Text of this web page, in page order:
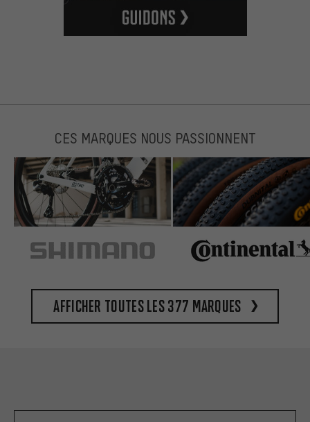
CES MARQUES NOUS PASSIONNENT
Afficher toutes les 377 marques